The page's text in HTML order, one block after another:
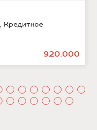
Кредитное
920.000